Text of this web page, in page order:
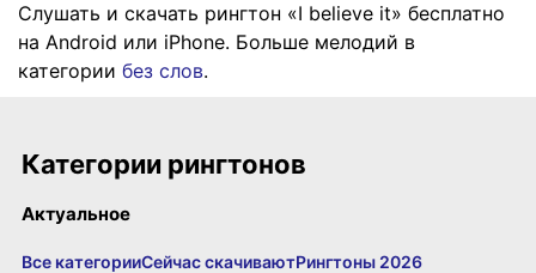
Слушать и скачать рингтон «I believe it» бесплатно
на Android или iPhone. Больше мелодий в
категории без слов.
Категории рингтонов
Актуальное
Все категорииСейчас скачиваютРингтоны 2026